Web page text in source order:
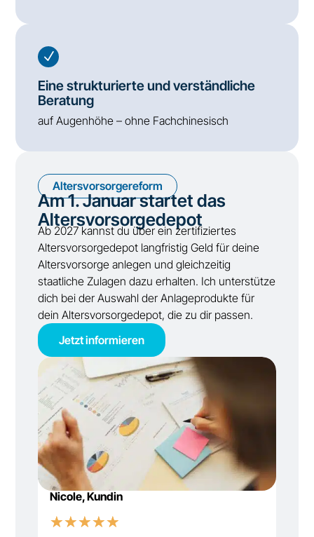
N
Eine strukturierte und verständliche
Beratung
auf Augenhöhe – ohne Fachchinesisch
Altersvorsorgereform
Am 1. Januar startet das
Altersvorsorgedepot
Ab 2027 kannst du über ein zertifiziertes
Altersvorsorgedepot langfristig Geld für deine
Altersvorsorge anlegen und gleichzeitig
staatliche Zulagen dazu erhalten. Ich unterstütze
dich bei der Auswahl der Anlageprodukte für
dein Altersvorsorgedepot, die zu dir passen.
Jetzt informieren
Nicole, Kundin
☆☆☆☆☆